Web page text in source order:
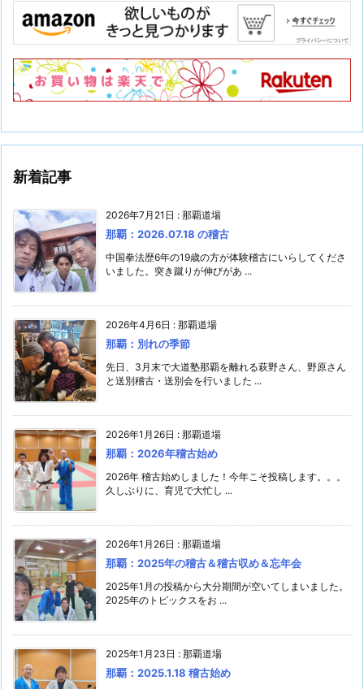
新着記事
2026年7月21日 : 那覇道場
那覇：2026.07.18 の稽古
中国拳法歴6年の19歳の方が体験稽古にいらしてくださ
いました。突き蹴りが伸びがあ ...
2026年4月6日 : 那覇道場
那覇：別れの季節
先日、3月末で大道塾那覇を離れる萩野さん、野原さん
と送別稽古・送別会を行いました ...
2026年1月26日 : 那覇道場
那覇：2026年稽古始め
2026年 稽古始めしました！今年こそ投稿します。。。
久しぶりに、育児で大忙し ...
2026年1月26日 : 那覇道場
那覇：2025年の稽古＆稽古収め＆忘年会
2025年1月の投稿から大分期間が空いてしまいました。
2025年のトピックスをお ...
2025年1月23日 : 那覇道場
那覇：2025.1.18 稽古始め